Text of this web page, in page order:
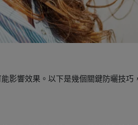
影響效果。以下是幾個關鍵防曬技巧